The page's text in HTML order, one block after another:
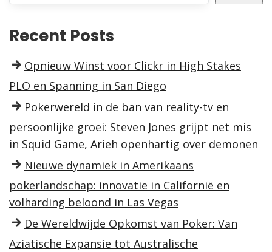
Recent Posts
Opnieuw Winst voor Clickr in High Stakes
PLO en Spanning in San Diego
Pokerwereld in de ban van reality-tv en
persoonlijke groei: Steven Jones grijpt net mis
in Squid Game, Arieh openhartig over demonen
Nieuwe dynamiek in Amerikaans
pokerlandschap: innovatie in Californië en
volharding beloond in Las Vegas
De Wereldwijde Opkomst van Poker: Van
Aziatische Expansie tot Australische